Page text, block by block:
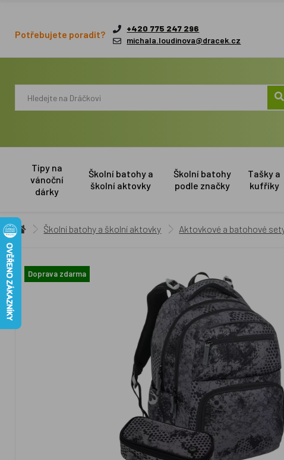
Potřebujete poradit?
+420 775 247 296
michala.loudinova@dracek.cz
Tipy na
vánoční
dárky
Školní batohy a
školní aktovky
Školní batohy
podle značky
Tašky a
kufříky
Školní batohy a školní aktovky Aktovkové a batohové
Doprava zdarma